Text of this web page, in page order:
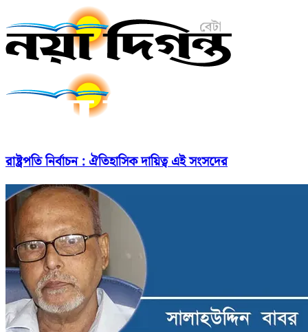
রাষ্ট্রপতি নির্বাচন : ঐতিহাসিক দায়িত্ব এই সংসদের